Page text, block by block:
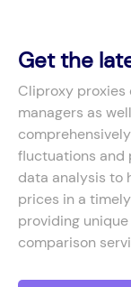
Get the
Cliproxy
managers as
fluctuations and
data analysis to
prices in a
providing
comparison